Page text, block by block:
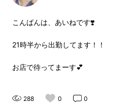
こんばんは、あいねです❣️
21時半から出勤してます！！
お店で待ってまーす💕
288 0 0